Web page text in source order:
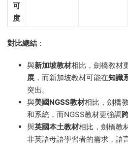
可
度
對比總結 ：
與新加坡教材相比，劍橋教材
展 ，而新加坡教材可能在知識
突出。
與美國NGSS教材相比，劍橋
和系統，而NGSS教材更強調
與英國本土教材相比，劍橋教
非英語母語學習者的需求，語